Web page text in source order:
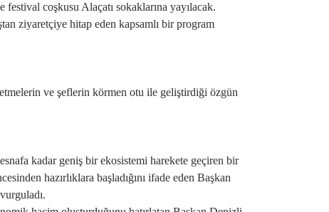
coşkusu Alaçatı sokaklarına yayılacak.
ziyaretçiye hitap eden kapsamlı bir program
ve şeflerin körmen otu ile geliştirdiği özgün
kadar geniş bir ekosistemi harekete geçiren bir
hazırlıklara başladığını ifade eden Başkan